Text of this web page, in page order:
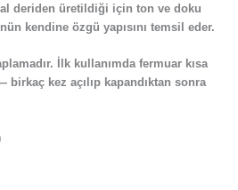
deriden üretildiği için ton ve doku
kendine özgü yapısını temsil eder.
İlk kullanımda fermuar kısa
kez açılıp kapandıktan sonra